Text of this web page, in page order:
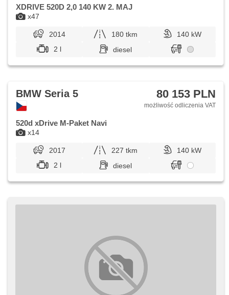
x47
XDRIVE 520D 2,0 140 KW 2. MAJ
2014 180 tkm
140 kW
2 l
diesel
x14
BMW Seria 5 80 153 PLN
możliwość odliczenia VAT
520d xDrive M-Paket Navi
2017 227 tkm
140 kW
2 l
diesel